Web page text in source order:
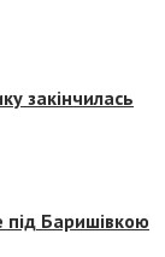
закінчилась
під Баришівкою